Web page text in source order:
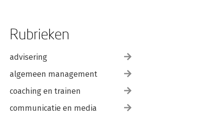
Rubrieken
advisering
algemeen management
coaching en trainen
communicatie en media